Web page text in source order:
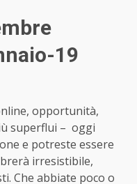
19
opportunità,
superflui – oggi
e potreste essere
irresistibile,
Che abbiate poco o